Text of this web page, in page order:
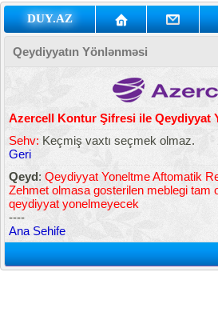
DUY.AZ
Qeydiyyatın Yönlənməsi
Azercell Kontur Şifresi ile Qeydiyyat
Sehv:Keçmiş vaxtı seçmek olmaz.
Geri
Qeyd: Qeydiyyat Yoneltme Aftomatik
Zehmet olmasa gosterilen meblegi tam
qeydiyyat yonelmeyecek
----
Ana Sehife